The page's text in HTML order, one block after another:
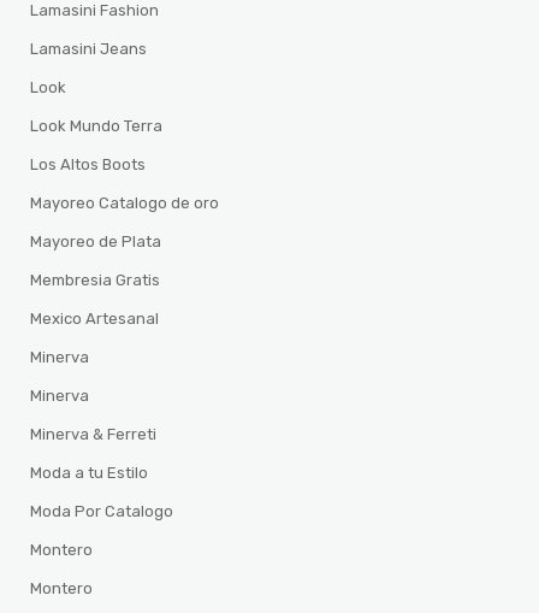
Lamasini Fashion
Lamasini Jeans
Look
Look Mundo Terra
Los Altos Boots
Mayoreo Catalogo de oro
Mayoreo de Plata
Membresia Gratis
Mexico Artesanal
Minerva
Minerva
Minerva & Ferreti
Moda a tu Estilo
Moda Por Catalogo
Montero
Montero